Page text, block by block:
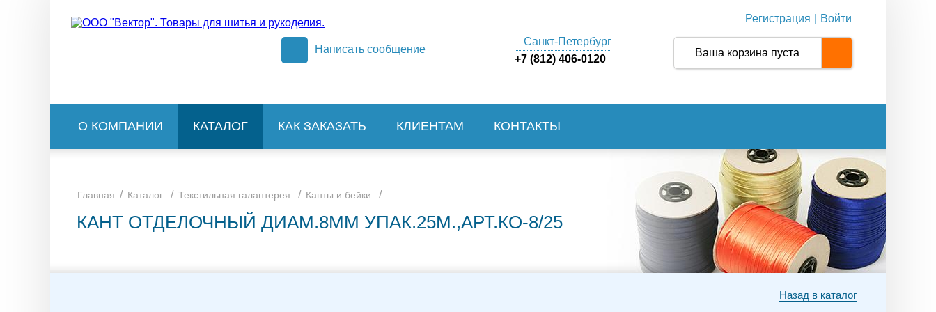
Написать сообщение
Санкт-Петербург
+7 (812) 406-0120
Регистрация Войти
Ваша корзина пуста
О КОМПАНИИ КАТАЛОГ КАК ЗАКАЗАТЬ КЛИЕНТАМ КОНТАКТЫ
Главная / Каталог / Текстильная галантерея / Канты и бейки /
КАНТ ОТДЕЛОЧНЫЙ ДИАМ.8ММ УПАК.25М.,АРТ.КО-8/25
Назад в каталог